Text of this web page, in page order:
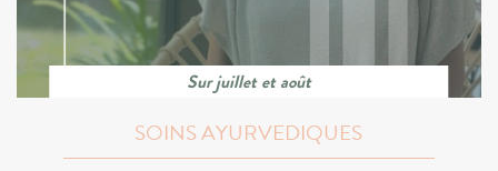
Sur juillet et août
SOINS AYURVEDIQUES